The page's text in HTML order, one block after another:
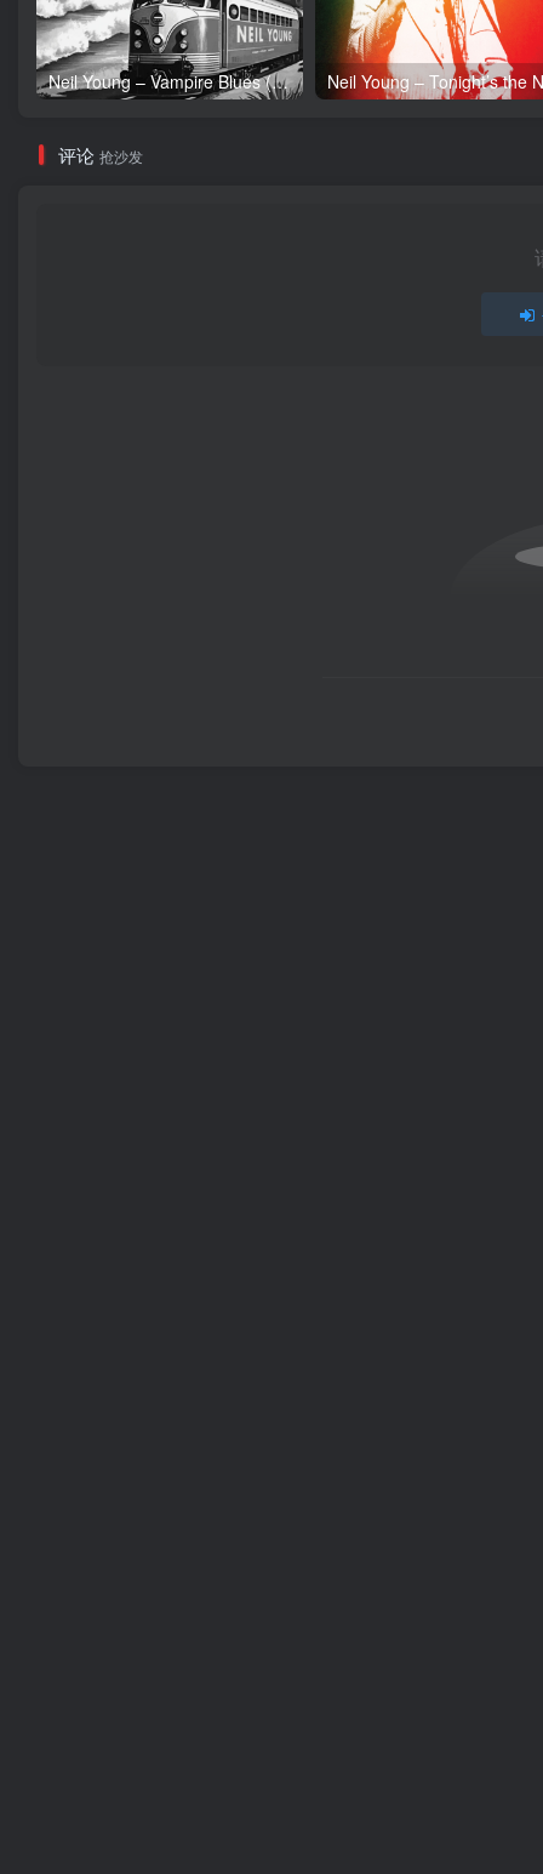
Neil Young – Vampire Blues (Live) – Single(054391239303)【24bit／96.0kHz】土耳其区
评论 抢沙发